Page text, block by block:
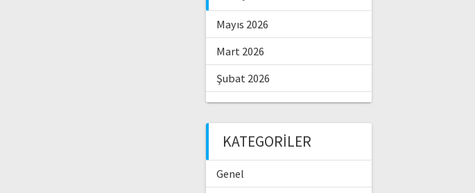
Mayıs 2026
Mart 2026
Şubat 2026
KATEGORILER
Genel